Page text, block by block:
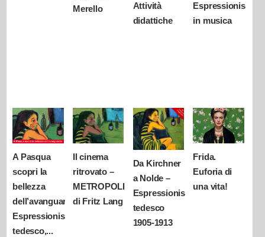
Merello
Attività
didattiche
Espressionismo
in musica
A Pasqua
scopri la
bellezza
dell’avanguardia:
Espressionismo
tedesco,...
Il cinema
ritrovato –
METROPOLIS
di Fritz Lang
Da Kirchner
a Nolde –
Espressionismo
tedesco
1905-1913
Frida.
Euforia di
una vita!